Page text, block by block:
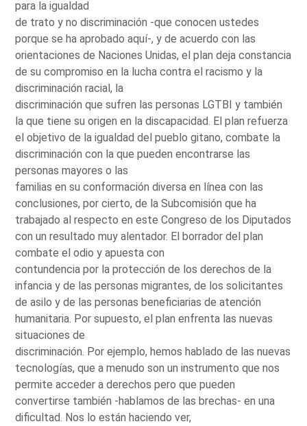
para la igualdad
de trato y no discriminación -que conocen ustedes
porque se ha aprobado aquí-, y de acuerdo con las
orientaciones de Naciones Unidas, el plan deja constancia
de su compromiso en la lucha contra el racismo y la
discriminación racial, la
discriminación que sufren las personas LGTBI y también
la que tiene su origen en la discapacidad. El plan refuerza
el objetivo de la igualdad del pueblo gitano, combate la
discriminación con la que pueden encontrarse las
personas mayores o las
familias en su conformación diversa en línea con las
conclusiones, por cierto, de la Subcomisión que ha
trabajado al respecto en este Congreso de los Diputados
con un resultado muy alentador. El borrador del plan
combate el odio y apuesta con
contundencia por la protección de los derechos de la
infancia y de las personas migrantes, de los solicitantes
de asilo y de las personas beneficiarias de atención
humanitaria. Por supuesto, el plan enfrenta las nuevas
situaciones de
discriminación. Por ejemplo, hemos hablado de las nuevas
tecnologías, que a menudo son un instrumento que nos
permite acceder a derechos pero que pueden
convertirse también -hablamos de las brechas- en una
dificultad. Nos lo están haciendo ver,